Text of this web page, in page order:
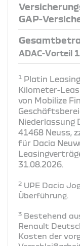
GAP-
ADAC-Vorteil
1 Platin
Kilometer-
von Mobilize
Niederlassung
41468 Neuss,
für Dacia
31.08.2026.
2 UPE Dacia
Überführung​.
3 Bestehend
Renault
Kosten der